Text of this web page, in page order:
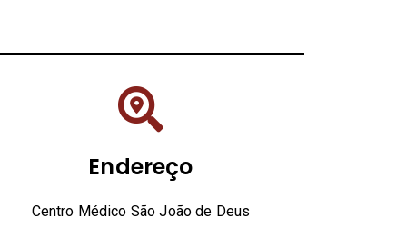
Endereço
Centro Médico São João de Deus